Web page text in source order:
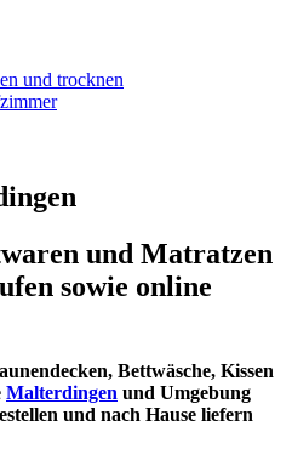
und trocknen
und Matratzen
sowie online
Bettwäsche, Kissen
Malterdingen und Umgebung
und nach Hause liefern